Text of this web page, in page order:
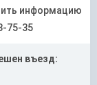
информацию
75-35
въезд: